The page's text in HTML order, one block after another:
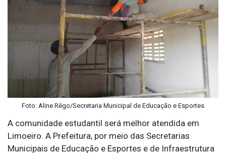
Foto: Aline Rêgo/Secretaria Municipal de Educação e Esportes
A comunidade estudantil será melhor atendida em
Limoeiro. A Prefeitura, por meio das Secretarias
Municipais de Educação e Esportes e de Infraestrutura